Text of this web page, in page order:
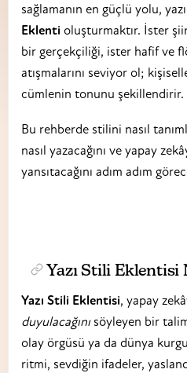
sağlamanın en güçlü yolu,
Eklenti oluşturmaktır. İster
bir gerçekçiliği, ister hafif ve
atışmalarını seviyor ol;
cümlenin tonunu şekillendirir.
Bu rehberde stilini nasıl
nasıl yazacağını ve yapay
yansıtacağını adım adım
Yazı Stili Eklentisi
Yazı Stili Eklentisi, yapay
duyulacağını söyleyen bir
olay örgüsü ya da dünya
ritmi, sevdiğin ifadeler,